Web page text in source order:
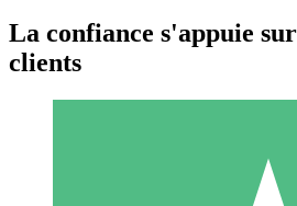
La confiance s'appuie
clients